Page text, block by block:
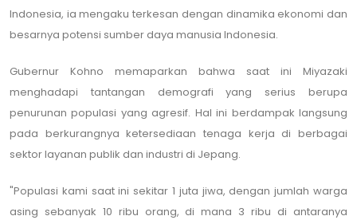
Indonesia, ia mengaku terkesan dengan dinamika ekonomi dan
besarnya potensi sumber daya manusia Indonesia.
Gubernur Kohno memaparkan bahwa saat ini Miyazaki
menghadapi tantangan demografi yang serius berupa
penurunan populasi yang agresif. Hal ini berdampak langsung
pada berkurangnya ketersediaan tenaga kerja di berbagai
sektor layanan publik dan industri di Jepang.
"Populasi kami saat ini sekitar 1 juta jiwa, dengan jumlah warga
asing sebanyak 10 ribu orang, di mana 3 ribu di antaranya